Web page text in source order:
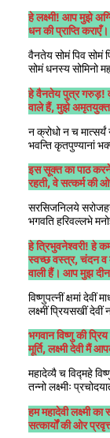
हे लक्ष्मी! आप मुझे
धन की प्राप्ति कराएँ।
वैनतेय सोमं पिव सोमं
सोमं धनस्य सोमिनो
हे वैनतेय पुत्र गरुड़!
वाले हैं, मुझे
न क्रोधो न च मात्सर्यं
भवन्ति कृतपुण्यानां
इस सूक्त का पाठ करने
रहती, वे सत्कर्म की
सरसिजनिलये
भगवति हरिवल्लभे
हे त्रिभुवनेश्वरी! हे
स्वच्छ वस्त्र, चंदन व
वाली हैं। आप मुझ
विष्णुपत्नीं क्षमां देवीं
लक्ष्मीं प्रियसखीं
भगवान विष्णु की
मूर्ति, लक्ष्मी देवी मैं
महादेव्यै च विद्महे
तन्नो लक्ष्मीः
हम महादेवी लक्ष्मी
सत्कार्यों की ओर